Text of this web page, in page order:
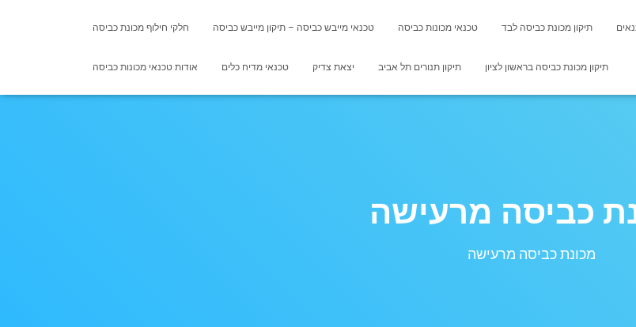
תיקון מכונת כביסה לבד טכנאי מכונות כביסה טכנאי מייבש כביסה – תיקון מייבש כביסה חלקי חילוף מכונת כביסה
תיקון מכונת כביסה בראשון לציון תיקון תנורים תל אביב יצאת צדיק טכנאי מדיח כלים אודות טכנאי מכונות כביסה
כביסה מרעישה
מכונת כביסה מרעישה